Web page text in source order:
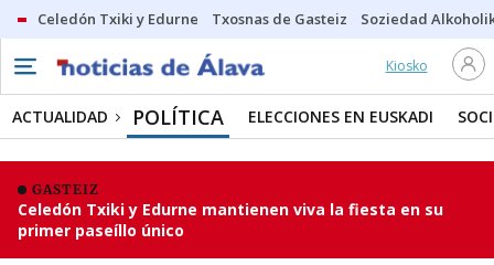
Celedón Txiki y Edurne Txosnas de Gasteiz Soziedad
Kiosko
ACTUALIDAD POLÍTICA ELECCIONES EN EUSKADI
GASTEIZ
Celedón Txiki y Edurne mantienen viva la fiesta en su
primer paseíllo único